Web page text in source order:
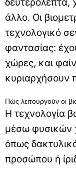
άλλο. Οι
τεχνολογικό
φαντασίας:
χώρες, και
κυριαρχήσουν
Πώς λειτουργούν οι
Η τεχνολογία
μέσω φυσικών
όπως
προσώπου ή